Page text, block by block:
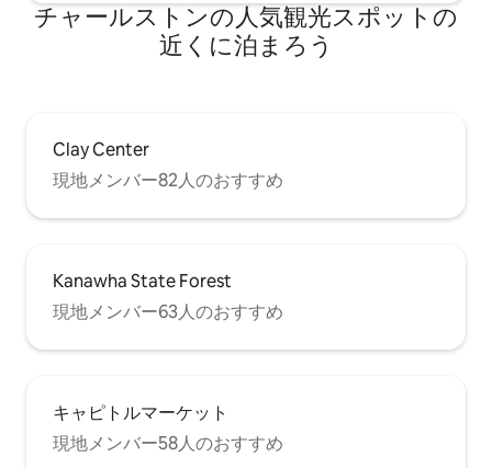
チャールストンの人気観光スポットの
近くに泊まろう
Clay Center
現地メンバー82人のおすすめ
Kanawha State Forest
現地メンバー63人のおすすめ
キャピトルマーケット
現地メンバー58人のおすすめ